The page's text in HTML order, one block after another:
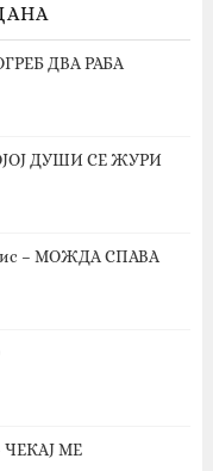
ДВА РАБА
ДУШИ СЕ ЖУРИ
– МОЖДА СПАВА
ЧЕКАЈ МЕ